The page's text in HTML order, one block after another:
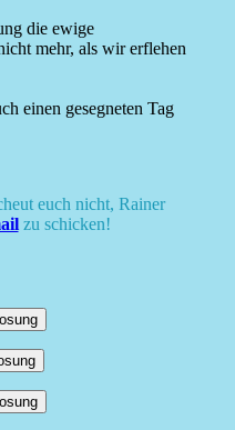
die ewige
mehr, als wir erflehen
einen gesegneten Tag
euch nicht, Rainer
zu schicken!